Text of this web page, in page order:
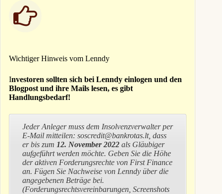
Wichtiger Hinweis vom Lenndy
Investoren sollten sich bei Lenndy einlogen und den
Blogpost und ihre Mails lesen, es gibt
Handlungsbedarf!
Jeder Anleger muss dem Insolvenzverwalter per
E-Mail mitteilen: soscredit@bankrotas.lt, dass
er bis zum 12. November 2022 als Gläubiger
aufgeführt werden möchte. Geben Sie die Höhe
der aktiven Forderungsrechte von First Finance
an. Fügen Sie Nachweise von Lenndy über die
angegebenen Beträge bei.
(Forderungsrechtsvereinbarungen, Screenshots